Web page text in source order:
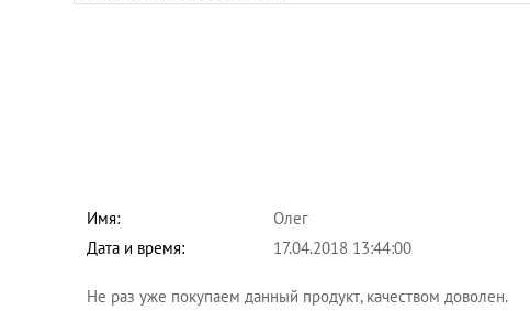
Имя:
Олег
Дата и время:
17.04.2018 13:44:00
Не раз уже покупаем данный продукт, качеством доволен.